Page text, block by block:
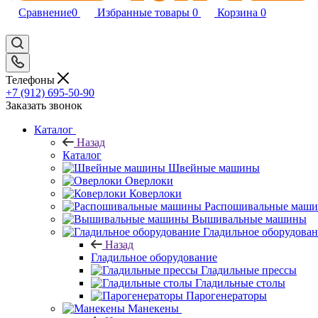
Сравнение0 Избранные товары 0 Корзина 0
Телефоны
+7 (912) 695-50-90
Заказать звонок
Каталог
Назад
Каталог
Швейные машины
Оверлоки
Коверлоки
Распошивальные
Вышивальные машины
Гладильное
Назад
Гладильное оборудование
Гладильные прессы
Гладильные столы
Парогенераторы
Манекены